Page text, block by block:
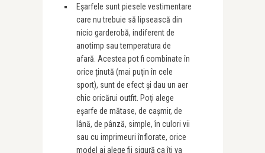
Eșarfele sunt piesele vestimentare
care nu trebuie să lipsească din
nicio garderobă, indiferent de
anotimp sau temperatura de
afară. Acestea pot fi combinate în
orice ținută (mai puțin în cele
sport), sunt de efect și dau un aer
chic oricărui outfit. Poți alege
eșarfe de mătase, de cașmir, de
lână, de pânză, simple, în culori vii
sau cu imprimeuri înflorate, orice
model ai alege fii sigură ca îți va